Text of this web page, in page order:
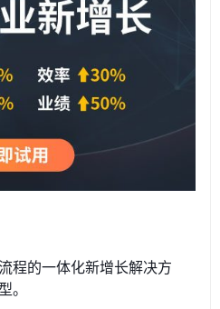
程的一体化新增长解决方
。